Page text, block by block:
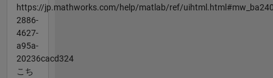
https://jp.mathworks.com/help/matlab/ref/
2886-
4627-
a95a-
20236cacd324
こち